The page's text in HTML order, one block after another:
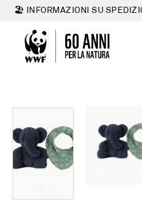
🏖 INFORMAZIONI SU